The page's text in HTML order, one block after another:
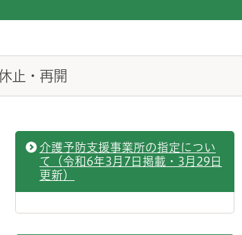
止・再開
介護予防支援事業所の指定につい
て（令和6年3月7日掲載・3月29日
更新）